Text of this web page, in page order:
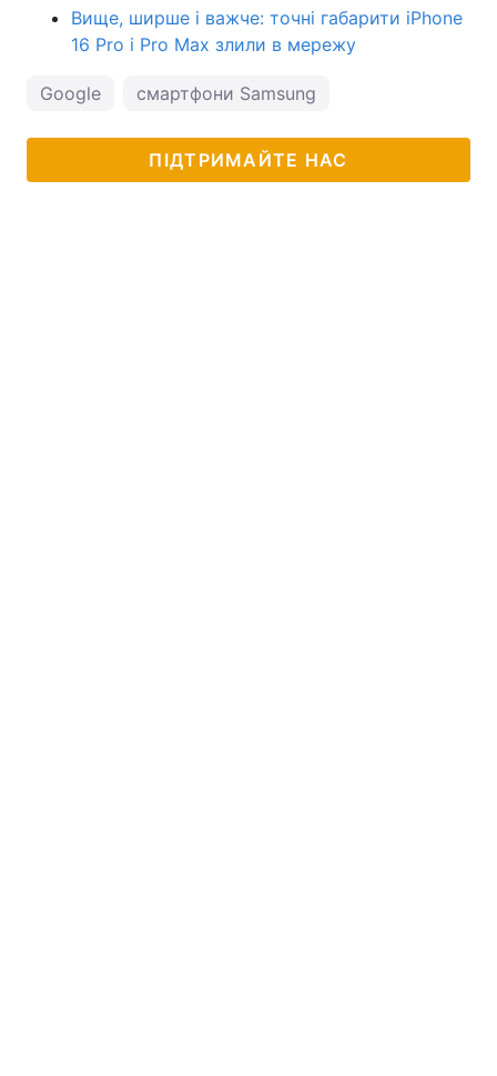
Вище, ширше і важче: точні габарити iPhone
16 Pro і Pro Max злили в мережу
Google смартфони Samsung
ПІДТРИМАЙТЕ НАС